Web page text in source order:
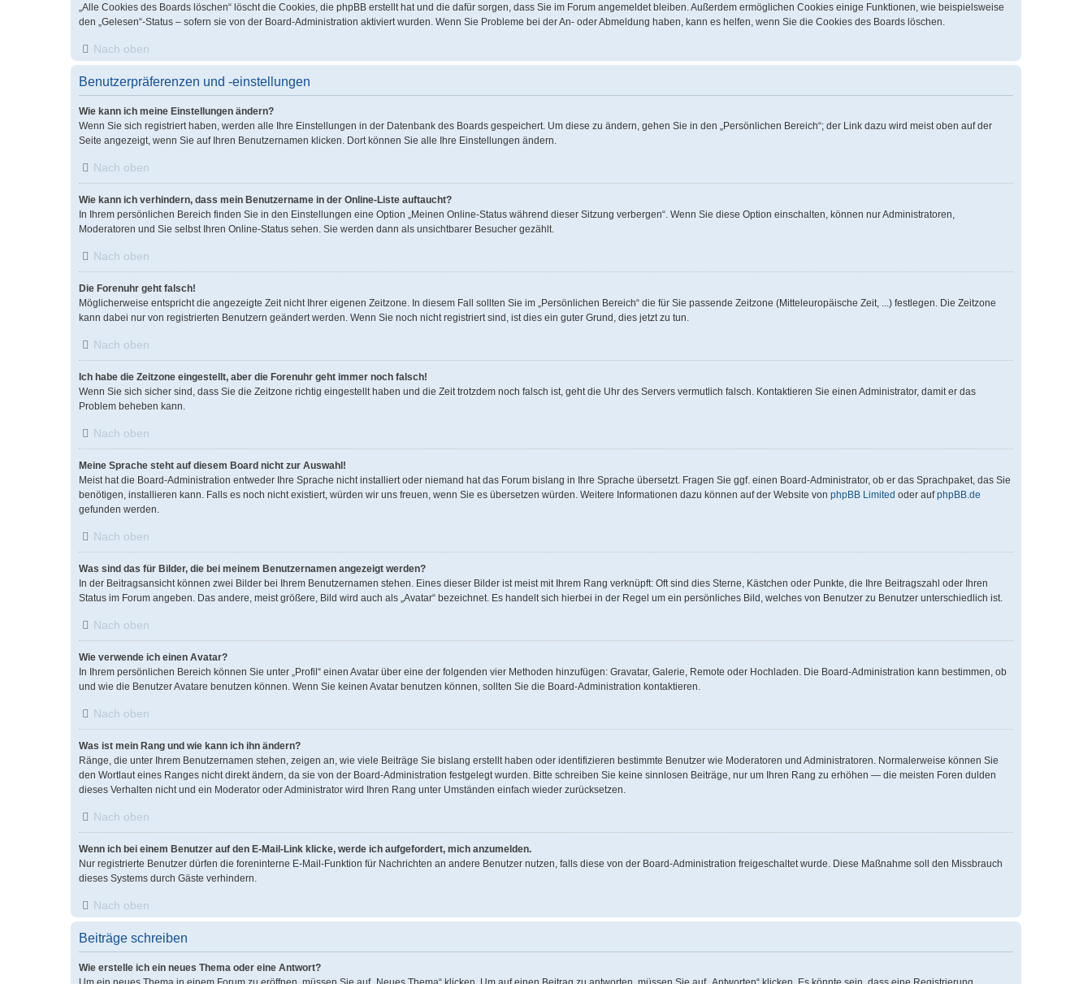
„Alle Cookies des Boards löschen“ löscht die Cookies, die phpBB erstellt hat und die dafür sorgen, dass Sie im Forum angemeldet bleiben. Außerdem ermöglichen Cookies einige Funktionen, wie beispielsweise
den „Gelesen“-Status – sofern sie von der Board-Administration aktiviert wurden. Wenn Sie Probleme bei der An- oder Abmeldung haben, kann es helfen, wenn Sie die Cookies des Boards löschen.
Nach oben
Benutzerpräferenzen und -einstellungen
Wie kann ich meine Einstellungen ändern?
Wenn Sie sich registriert haben, werden alle Ihre Einstellungen in der Datenbank des Boards gespeichert. Um diese zu ändern, gehen Sie in den „Persönlichen Bereich“; der Link dazu wird meist oben auf der
Seite angezeigt, wenn Sie auf Ihren Benutzernamen klicken. Dort können Sie alle Ihre Einstellungen ändern.
Nach oben
Wie kann ich verhindern, dass mein Benutzername in der Online-Liste auftaucht?
In Ihrem persönlichen Bereich finden Sie in den Einstellungen eine Option „Meinen Online-Status während dieser Sitzung verbergen“. Wenn Sie diese Option einschalten, können nur Administratoren,
Moderatoren und Sie selbst Ihren Online-Status sehen. Sie werden dann als unsichtbarer Besucher gezählt.
Nach oben
Die Forenuhr geht falsch!
Möglicherweise entspricht die angezeigte Zeit nicht Ihrer eigenen Zeitzone. In diesem Fall sollten Sie im „Persönlichen Bereich“ die für Sie passende Zeitzone (Mitteleuropäische Zeit, ...) festlegen. Die Zeitzone
kann dabei nur von registrierten Benutzern geändert werden. Wenn Sie noch nicht registriert sind, ist dies ein guter Grund, dies jetzt zu tun.
Nach oben
Ich habe die Zeitzone eingestellt, aber die Forenuhr geht immer noch falsch!
Wenn Sie sich sicher sind, dass Sie die Zeitzone richtig eingestellt haben und die Zeit trotzdem noch falsch ist, geht die Uhr des Servers vermutlich falsch. Kontaktieren Sie einen Administrator, damit er das
Problem beheben kann.
Nach oben
Meine Sprache steht auf diesem Board nicht zur Auswahl!
Meist hat die Board-Administration entweder Ihre Sprache nicht installiert oder niemand hat das Forum bislang in Ihre Sprache übersetzt. Fragen Sie ggf. einen Board-Administrator, ob er das Sprachpaket, das Sie
benötigen, installieren kann. Falls es noch nicht existiert, würden wir uns freuen, wenn Sie es übersetzen würden. Weitere Informationen dazu können auf der Website von phpBB Limited oder aufphpBB.de
gefunden werden.
Nach oben
Was sind das für Bilder, die bei meinem Benutzernamen angezeigt werden?
In der Beitragsansicht können zwei Bilder bei Ihrem Benutzernamen stehen. Eines dieser Bilder ist meist mit Ihrem Rang verknüpft: Oft sind dies Sterne, Kästchen oder Punkte, die Ihre Beitragszahl oder Ihren
Status im Forum angeben. Das andere, meist größere, Bild wird auch als „Avatar“ bezeichnet. Es handelt sich hierbei in der Regel um ein persönliches Bild, welches von Benutzer zu Benutzer unterschiedlich ist.
Nach oben
Wie verwende ich einen Avatar?
In Ihrem persönlichen Bereich können Sie unter „Profil“ einen Avatar über eine der folgenden vier Methoden hinzufügen: Gravatar, Galerie, Remote oder Hochladen. Die Board-Administration kann bestimmen, ob
und wie die Benutzer Avatare benutzen können. Wenn Sie keinen Avatar benutzen können, sollten Sie die Board-Administration kontaktieren.
Nach oben
Was ist mein Rang und wie kann ich ihn ändern?
Ränge, die unter Ihrem Benutzernamen stehen, zeigen an, wie viele Beiträge Sie bislang erstellt haben oder identifizieren bestimmte Benutzer wie Moderatoren und Administratoren. Normalerweise können Sie
den Wortlaut eines Ranges nicht direkt ändern, da sie von der Board-Administration festgelegt wurden. Bitte schreiben Sie keine sinnlosen Beiträge, nur um Ihren Rang zu erhöhen — die meisten Foren dulden
dieses Verhalten nicht und ein Moderator oder Administrator wird Ihren Rang unter Umständen einfach wieder zurücksetzen.
Nach oben
Wenn ich bei einem Benutzer auf den E-Mail-Link klicke, werde ich aufgefordert, mich anzumelden.
Nur registrierte Benutzer dürfen die foreninterne E-Mail-Funktion für Nachrichten an andere Benutzer nutzen, falls diese von der Board-Administration freigeschaltet wurde. Diese Maßnahme soll den Missbrauch
dieses Systems durch Gäste verhindern.
Nach oben
Beiträge schreiben
Wie erstelle ich ein neues Thema oder eine Antwort?